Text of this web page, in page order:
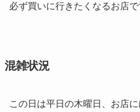
必ず買いに行きたくなるお店で
混雑状況
この日は平日の木曜日、お店